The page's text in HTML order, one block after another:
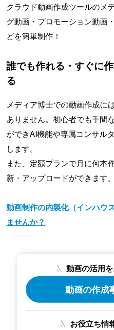
クラウド動画作成ツールのメ
グ動画・プロモーション動画
どを簡単制作！
誰でも作れる・すぐに
る
メディア博士での動画作成に
ありません。初心者でも手間
ができAI機能や専属コンサル
します。
また、定額プランで月に何本
新・アップロードができます。
動画制作の内製化（インハウ
ませんか？
動画の活用
動画の作成
お役立ち情